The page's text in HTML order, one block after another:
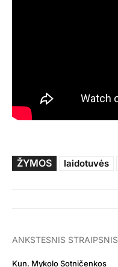
ŽYMOS laidotuvės
ANKSTESNIS STRAIPSNIS
Kun. Mykolo Sotničenkos